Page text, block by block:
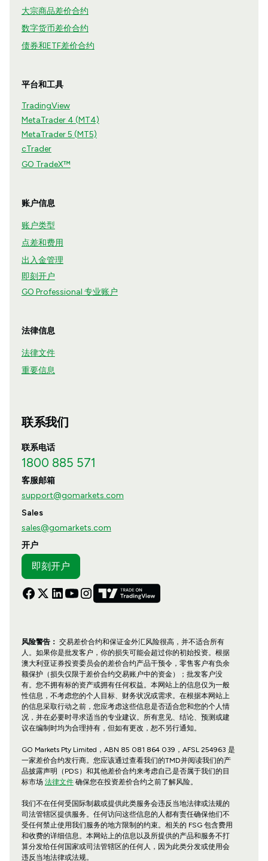
大宗商品差价合约
数字货币差价合约
债券和ETF差价合约
平台和工具
TradingView
MetaTrader 4 (MT4)
MetaTrader 5 (MT5)
cTrader
GO TradeX™
账户信息
账户类型
点差和费用
出入金管理
即刻开户
GO Professional 专业账户
法律信息
法律文件
重要信息
联系我们
联系电话
1800 885 571
客服邮箱
support@gomarkets.com
Sales
sales@gomarkets.com
开户
即刻开户
风险警告： 交易差价合约和保证金外汇风险很高，并不适合所有
人。如果你是批发客户，你的损失可能会超过你的初始投资。根据
澳大利亚证券投资委员会的差价合约产品干预令，零售客户有负余
额保护（损失仅限于差价合约交易账户中的资金）；批发客户没
有。您不拥有标的资产或拥有任何权益。本网站上的信息仅为一般
性信息，不考虑您的个人目标、财务状况或需求。在根据本网站上
的信息采取行动之前，您应考虑这些信息是否适合您和您的个人情
况，并在必要时寻求适当的专业建议。所有意见、结论、预测或建
议在编制时均为合理持有，但如有更改，恕不另行通知。
GO Markets Pty Limited，ABN 85 081 864 039，AFSL 254963 是
一家差价合约发行商。您应该通过查看我们的TMD并阅读我们的产
品披露声明（PDS）和其他差价合约来考虑自己是否属于我们的目
标市场 法律文件确保您在投资差价合约之前了解风险。
我们不在任何受国际制裁或提供此类服务会违反当地法律或法规的
司法管辖区提供服务。任何访问这些信息的人都有责任确保他们不
受任何禁止使用我们服务的地方限制的约束。相关的 FSG 包含费用
和收费的详细信息。本网站上的信息以及所提供的产品和服务不打
算分发给任何国家或司法管辖区的任何人，因为此类分发或使用会
违反当地法律或法规。